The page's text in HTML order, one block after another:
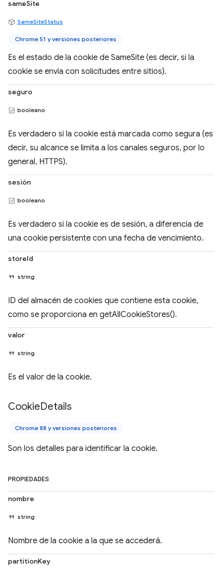
sameSite
SameSiteStatus
Chrome 51 y versiones posteriores
Es el estado de la cookie de SameSite (es decir, si la
cookie se envía con solicitudes entre sitios).
seguro
booleano
Es verdadero si la cookie está marcada como segura (es
decir, su alcance se limita a los canales seguros, por lo
general, HTTPS).
sesión
booleano
Es verdadero si la cookie es de sesión, a diferencia de
una cookie persistente con una fecha de vencimiento.
storeId
string
ID del almacén de cookies que contiene esta cookie,
como se proporciona en getAllCookieStores().
valor
string
Es el valor de la cookie.
CookieDetails
Chrome 88 y versiones posteriores
Son los detalles para identificar la cookie.
PROPIEDADES
nombre
string
Nombre de la cookie a la que se accederá.
partitionKey